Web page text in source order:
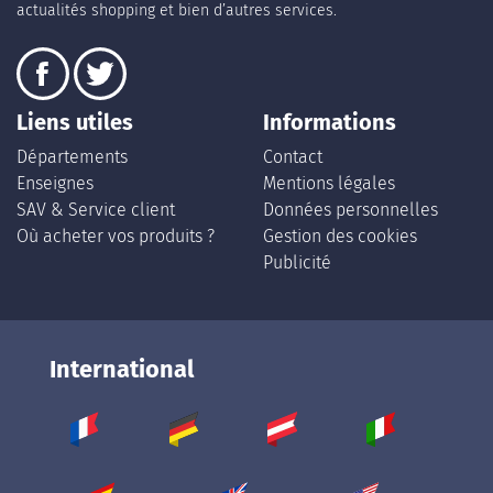
actualités shopping et bien d’autres services.
Liens utiles
Départements
Enseignes
SAV & Service client
Où acheter vos produits ?
Informations
Contact
Mentions légales
Données personnelles
Gestion des cookies
Publicité
International